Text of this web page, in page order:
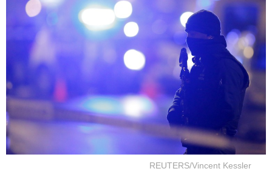
REUTERS/Vincent Kessler